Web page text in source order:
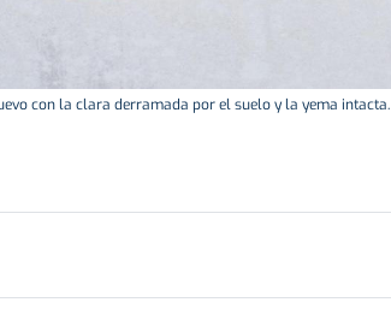
con la clara derramada por el suelo y la yema intacta.